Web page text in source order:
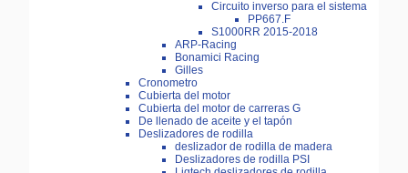
Circuito inverso para el sistema
PP667.F
S1000RR 2015-2018
ARP-Racing
Bonamici Racing
Gilles
Cronometro
Cubierta del motor
Cubierta del motor de carreras G
De llenado de aceite y el tapón
Deslizadores de rodilla
deslizador de rodilla de madera
Deslizadores de rodilla PSI